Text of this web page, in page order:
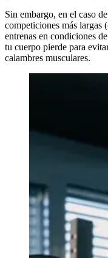
Sin embargo, en el caso
competiciones más largas
entrenas en condiciones
tu cuerpo pierde para
calambres musculares.